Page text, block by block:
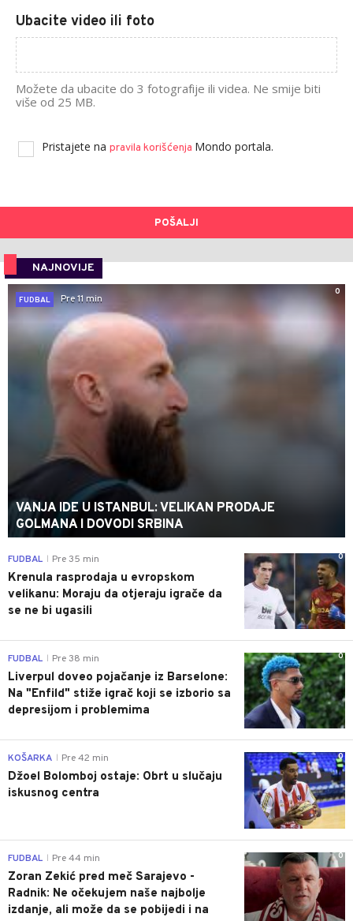
Ubacite video ili foto
Možete da ubacite do 3 fotografije ili videa. Ne smije biti
više od 25 MB.
Pristajete na pravila korišćenja Mondo portala.
POŠALJI
NAJNOVIJE
0
FUDBAL
Pre 11 min
VANJA IDE U ISTANBUL: VELIKAN PRODAJE
GOLMANA I DOVODI SRBINA
0
FUDBAL Pre 35 min
Krenula rasprodaja u evropskom
velikanu: Moraju da otjeraju igrače da
se ne bi ugasili
0
FUDBAL Pre 38 min
Liverpul doveo pojačanje iz Barselone:
Na "Enfild" stiže igrač koji se izborio sa
depresijom i problemima
0
KOŠARKA Pre 42 min
Džoel Bolomboj ostaje: Obrt u slučaju
iskusnog centra
0
FUDBAL Pre 44 min
Zoran Zekić pred meč Sarajevo -
Radnik: Ne očekujem naše najbolje
izdanje, ali može da se pobijedi i na